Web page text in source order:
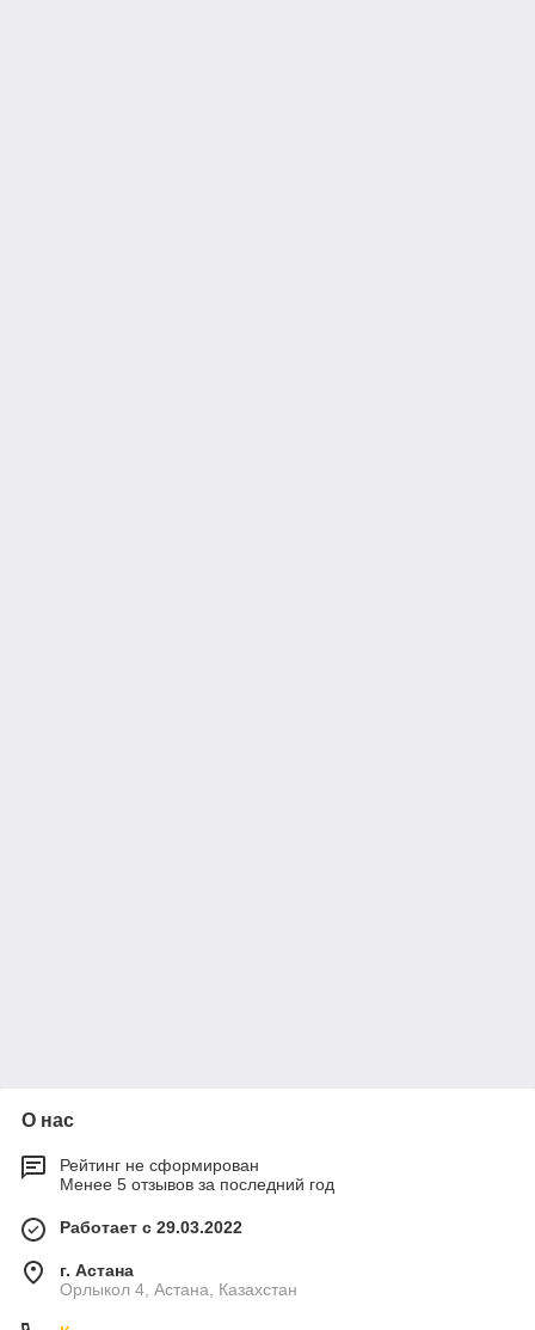
О нас
Рейтинг не сформирован
Менее 5 отзывов за последний год
Работает с 29.03.2022
г. Астана
Орлыкол 4, Астана, Казахстан